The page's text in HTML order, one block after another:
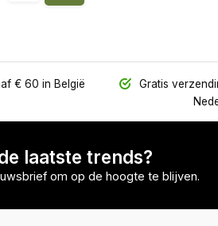
€ 60 in België
Gratis
laatste trends?
om op de hoogte te blijven.